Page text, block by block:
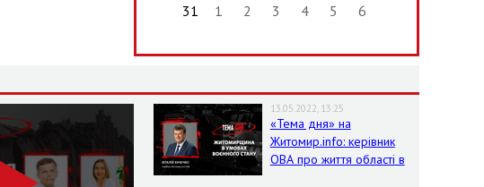
31
1 2 3 4 5 6
13.05.2022, 13:25
«Тема дня» на
Житомир.info: керівник
ОВА про життя області в